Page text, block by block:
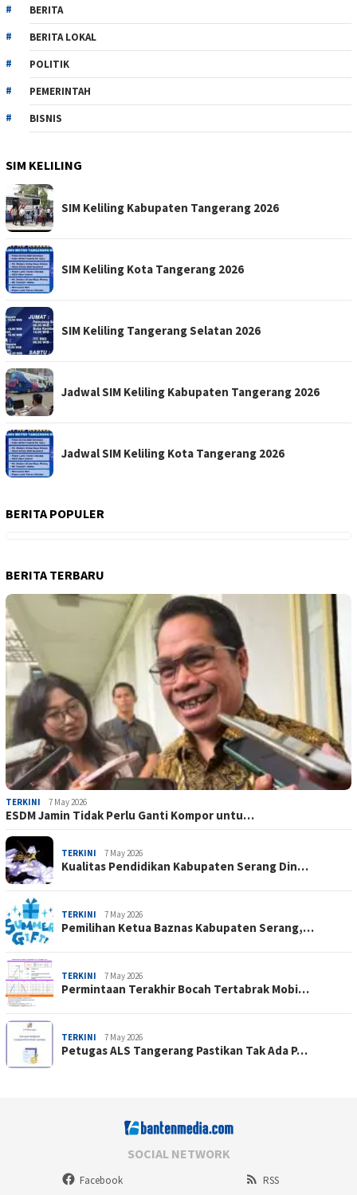
BERITA
BERITA LOKAL
POLITIK
PEMERINTAH
BISNIS
SIM KELILING
SIM Keliling Kabupaten Tangerang 2026
SIM Keliling Kota Tangerang 2026
SIM Keliling Tangerang Selatan 2026
Jadwal SIM Keliling Kabupaten Tangerang 2026
Jadwal SIM Keliling Kota Tangerang 2026
BERITA POPULER
BERITA TERBARU
TERKINI 7 May 2026
ESDM Jamin Tidak Perlu Ganti Kompor untu…
TERKINI 7 May 2026
Kualitas Pendidikan Kabupaten Serang Din…
TERKINI 7 May 2026
Pemilihan Ketua Baznas Kabupaten Serang,…
TERKINI 7 May 2026
Permintaan Terakhir Bocah Tertabrak Mobi…
TERKINI 7 May 2026
Petugas ALS Tangerang Pastikan Tak Ada P…
SOCIAL NETWORK
Facebook RSS